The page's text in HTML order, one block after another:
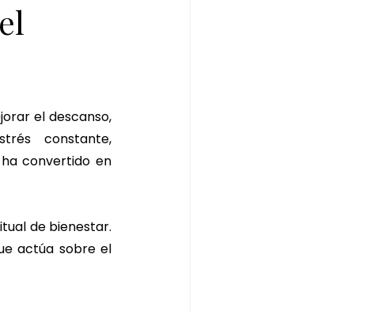
el descanso,
constante,
convertido en
de bienestar.
actúa sobre el